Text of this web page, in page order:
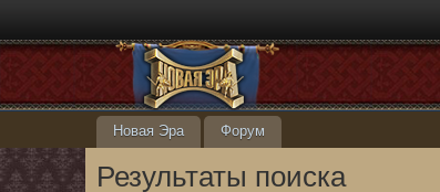
Новая Эра Форум
Результаты поиска